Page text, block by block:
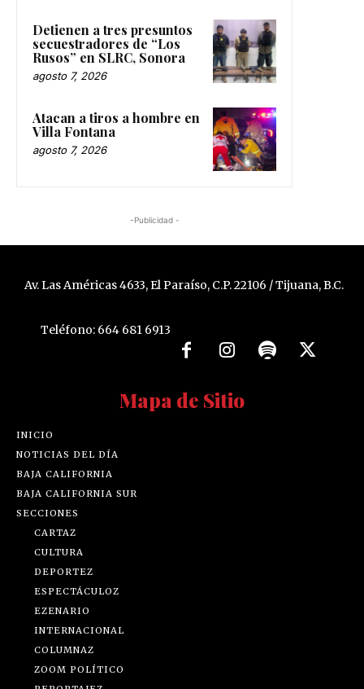
Detienen a tres presuntos
secuestradores de “Los
Rusos” en SLRC, Sonora
agosto 7, 2026
Atacan a tiros a hombre en
Villa Fontana
agosto 7, 2026
-Publicidad -
Av. Las Américas 4633, El Paraíso, C.P. 22106 / Tijuana, B.C.
Teléfono: 664 681 6913
Mapa de Sitio
INICIO
NOTICIAS DEL DÍA
BAJA CALIFORNIA
BAJA CALIFORNIA SUR
SECCIONES
CARTAZ
CULTURA
DEPORTEZ
ESPECTÁCULOZ
EZENARIO
INTERNACIONAL
COLUMNAZ
ZOOM POLÍTICO